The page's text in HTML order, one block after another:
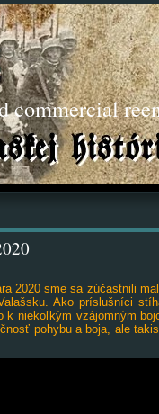
2020 sme sa zúčastnili
Ako príslušníci
k niekoľkým vzájomným
pohybu a boja, ale